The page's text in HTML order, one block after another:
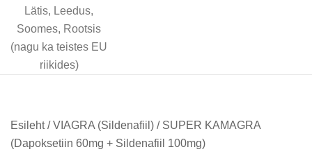
Lätis, Leedus,
Soomes, Rootsis
(nagu ka teistes EU
riikides)
Esileht/VIAGRA (Sildenafiil) / SUPER KAMAGRA
(Dapoksetiin 60mg + Sildenafiil 100mg)